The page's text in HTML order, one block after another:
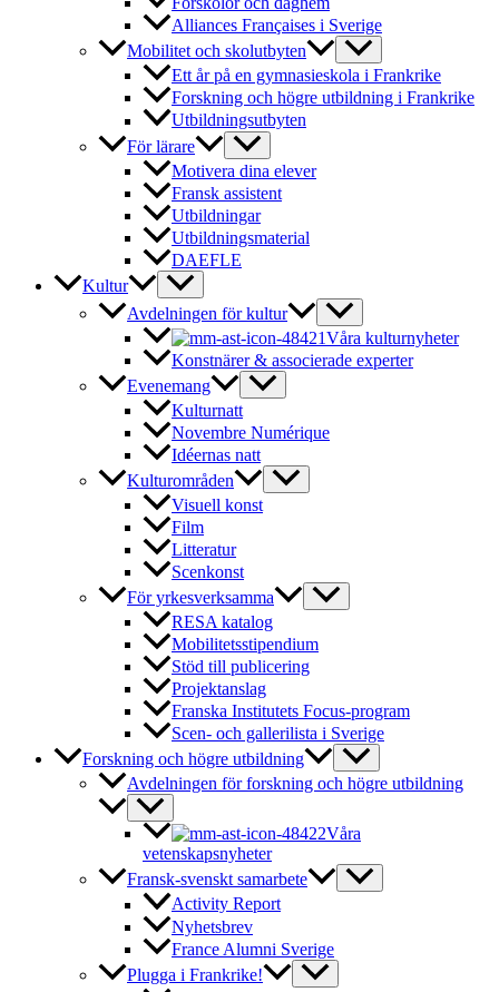
Alliances Françaises i Sverige
Mobilitet och skolutbyten
Ett år på en gymnasieskola i Frankrike
Forskning och högre utbildning i Frankrike
Utbildningsutbyten
För lärare
Motivera dina elever
Fransk assistent
Utbildningar
Utbildningsmaterial
DAEFLE
Kultur
Avdelningen för kultur
Våra kulturnyheter
Konstnärer & associerade experter
Evenemang
Kulturnatt
Novembre Numérique
Idéernas natt
Kulturområden
Visuell konst
Film
Litteratur
Scenkonst
För yrkesverksamma
RESA katalog
Mobilitetsstipendium
Stöd till publicering
Projektanslag
Franska Institutets Focus-program
Scen- och gallerilista i Sverige
Forskning och högre utbildning
Avdelningen för forskning och högre utbildning
Våra
vetenskapsnyheter
Fransk-svenskt samarbete
Activity Report
Nyhetsbrev
France Alumni Sverige
Plugga i Frankrike!